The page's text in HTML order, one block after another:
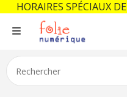
HORAIRES SPÉCIAUX DE